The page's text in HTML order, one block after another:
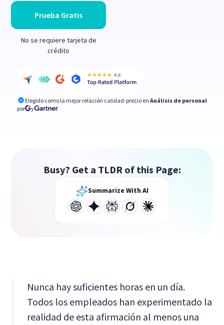
Prueba Gratis
No se requiere tarjeta de
crédito
Elegido como la mejor relación calidad-precio en Análisis de personal
por
y
Busy? Get a TLDR of this Page:
Summarize With AI
Nunca hay suficientes horas en un día.
Todos los empleados han experimentado la
realidad de esta afirmación al menos una